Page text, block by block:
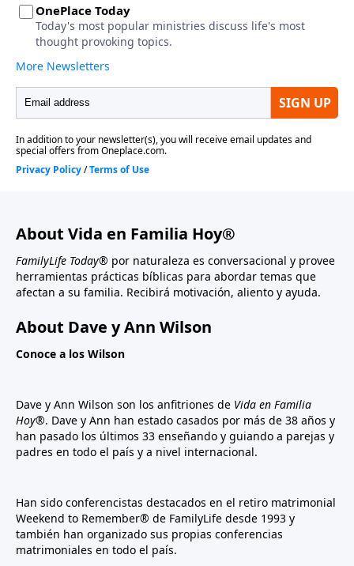
About Vida en Familia Hoy®
FamilyLife Today® por naturaleza es conversacional y provee
herramientas prácticas bíblicas para abordar temas que
afectan a su familia. Recibirá motivación, aliento y ayuda.
About Dave y Ann Wilson
Conoce a los Wilson
Dave y Ann Wilson son los anfitriones de Vida en Familia
Hoy®. Dave y Ann han estado casados por más de 38 años y
han pasado los últimos 33 enseñando y guiando a parejas y
padres en todo el país y a nivel internacional.
Han sido conferencistas destacados en el retiro matrimonial
Weekend to Remember® de FamilyLife desde 1993 y
también han organizado sus propias conferencias
matrimoniales en todo el país.